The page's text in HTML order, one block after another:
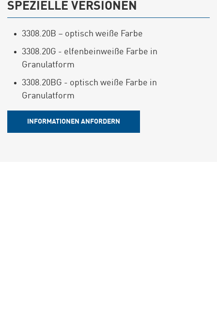
SPEZIELLE VERSIONEN
3308.20B – optisch weiße Farbe
3308.20G - elfenbeinweiße Farbe in
Granulatform
3308.20BG - optisch weiße Farbe in
Granulatform
INFORMATIONEN ANFORDERN